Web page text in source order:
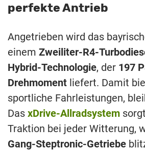
perfekte Antrieb
Angetrieben wird das
einem Zweiliter-R4-
Hybrid-Technologie, der 197
Drehmoment liefert. Damit
sportliche Fahrleistungen,
Das xDrive-Allradsystem
Traktion bei jeder Witterung,
Gang-Steptronic-Getriebe